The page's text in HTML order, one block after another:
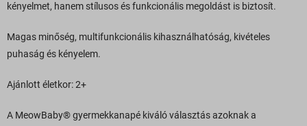
kényelmet, hanem stílusos és funkcionális megoldást is biztosít.
Magas minőség, multifunkcionális kihasználhatóság, kivételes
puhaság és kényelem.
Ajánlott életkor: 2+
A MeowBaby® gyermekkanapé kiváló választás azoknak a